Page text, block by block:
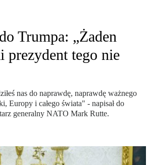
Trumpa: „Żaden
prezydent tego nie
nas do naprawdę, naprawdę ważnego
Europy i całego świata" - napisał do
generalny NATO Mark Rutte.